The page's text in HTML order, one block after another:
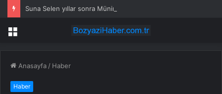
Menü
Anasayfa / Haber
Haber